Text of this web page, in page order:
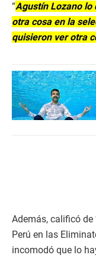
“Agustín Lozano lo
otra cosa en la
quisieron ver otra
Además, calificó de
Perú en las
incomodó que lo